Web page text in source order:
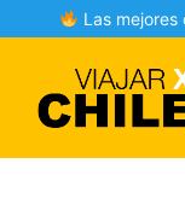
to
Las mejores